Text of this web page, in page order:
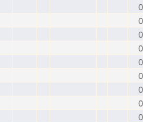
0
0
0
0
0
0
0
0
0